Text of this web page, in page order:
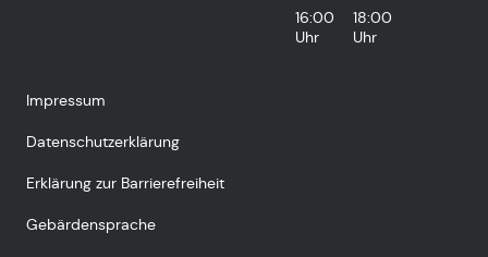
16:00
Uhr
18:00
Uhr
Impressum
Datenschutzerklärung
Erklärung zur Barrierefreiheit
Gebärdensprache